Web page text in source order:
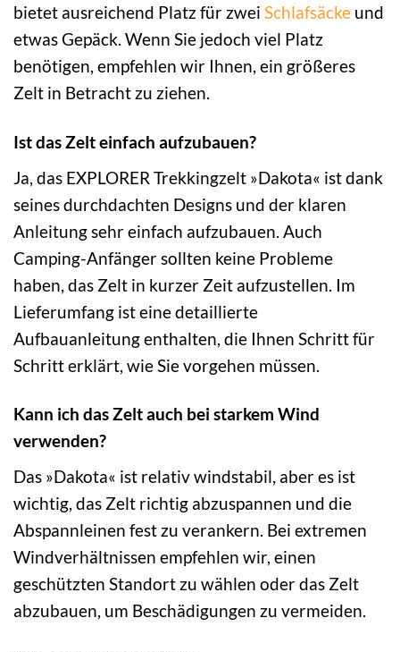
bietet ausreichend Platz für zwei Schlafsäcke und
etwas Gepäck. Wenn Sie jedoch viel Platz
benötigen, empfehlen wir Ihnen, ein größeres
Zelt in Betracht zu ziehen.
Ist das Zelt einfach aufzubauen?
Ja, das EXPLORER Trekkingzelt »Dakota« ist dank
seines durchdachten Designs und der klaren
Anleitung sehr einfach aufzubauen. Auch
Camping-Anfänger sollten keine Probleme
haben, das Zelt in kurzer Zeit aufzustellen. Im
Lieferumfang ist eine detaillierte
Aufbauanleitung enthalten, die Ihnen Schritt für
Schritt erklärt, wie Sie vorgehen müssen.
Kann ich das Zelt auch bei starkem Wind
verwenden?
Das »Dakota« ist relativ windstabil, aber es ist
wichtig, das Zelt richtig abzuspannen und die
Abspannleinen fest zu verankern. Bei extremen
Windverhältnissen empfehlen wir, einen
geschützten Standort zu wählen oder das Zelt
abzubauen, um Beschädigungen zu vermeiden.